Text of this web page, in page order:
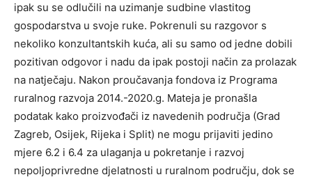
ipak su se odlučili na uzimanje sudbine vlastitog
gospodarstva u svoje ruke. Pokrenuli su razgovor s
nekoliko konzultantskih kuća, ali su samo od jedne dobili
pozitivan odgovor i nadu da ipak postoji način za prolazak
na natječaju. Nakon proučavanja fondova iz Programa
ruralnog razvoja 2014.-2020.g. Mateja je pronašla
podatak kako proizvođači iz navedenih područja (Grad
Zagreb, Osijek, Rijeka i Split) ne mogu prijaviti jedino
mjere 6.2 i 6.4 za ulaganja u pokretanje i razvoj
nepoljoprivredne djelatnosti u ruralnom području, dok se